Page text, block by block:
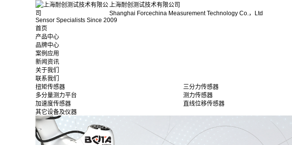
上海耐创测试技术有限公司
Shanghai Forcechina Measurement Technology Co.，Ltd
Sensor Specialists Since 2009
首页
产品中心
品牌中心
案例应用
新闻资讯
关于我们
联系我们
扭矩传感器
三分力传感器
多分量测力平台
测力传感器
加速度传感器
直线位移传感器
其它设备及仪器